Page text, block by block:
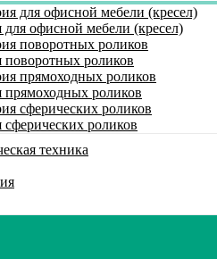
для офисной мебели (кресел)
поворотных роликов
прямоходных роликов
сферических роликов
техника